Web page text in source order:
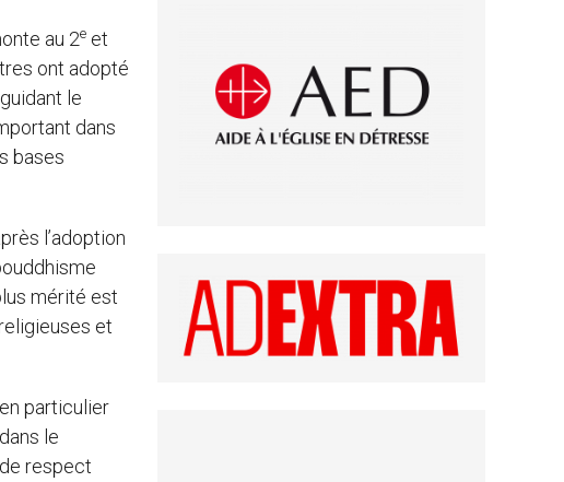
au 2e et
ont adopté
le
dans
bases
l’adoption
mérité est
et
particulier
le
respect